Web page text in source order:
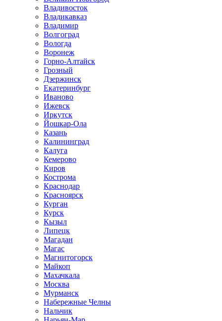
Владивосток
Владикавказ
Владимир
Волгоград
Вологда
Воронеж
Горно-Алтайск
Грозный
Дзержинск
Екатеринбург
Иваново
Ижевск
Иркутск
Йошкар-Ола
Казань
Калининград
Калуга
Кемерово
Киров
Кострома
Краснодар
Красноярск
Курган
Курск
Кызыл
Липецк
Магадан
Магас
Магнитогорск
Майкоп
Махачкала
Москва
Мурманск
Набережные Челны
Нальчик